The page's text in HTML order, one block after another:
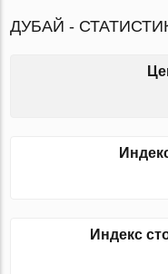
ДУБАЙ -
Индекс